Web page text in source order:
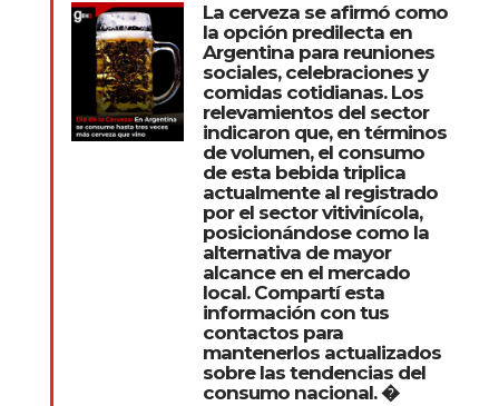
La cerveza se afirmó como
la opción predilecta en
Argentina para reuniones
sociales, celebraciones y
comidas cotidianas. Los
relevamientos del sector
indicaron que, en términos
de volumen, el consumo
de esta bebida triplica
actualmente al registrado
por el sector vitivinícola,
posicionándose como la
alternativa de mayor
alcance en el mercado
local. Compartí esta
información con tus
contactos para
mantenerlos actualizados
sobre las tendencias del
consumo nacional. �